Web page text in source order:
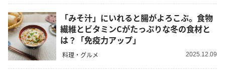
「みそ汁」にいれると腸がよろこぶ。食物
繊維とビタミンCがたっぷりな冬の食材と
は？「免疫力アップ」
料理・グルメ 2025.12.09